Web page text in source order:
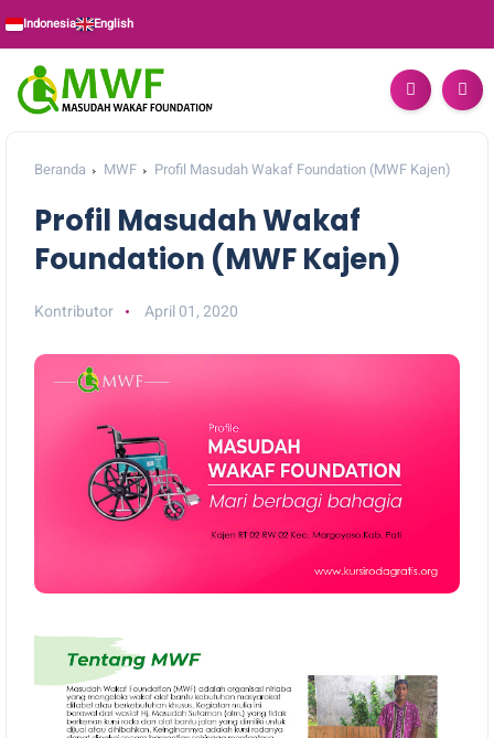
Indonesia English
Beranda MWF Profil Masudah Wakaf Foundation (MWF Kajen)
Profil Masudah Wakaf
Foundation (MWF Kajen)
Kontributor April 01, 2020